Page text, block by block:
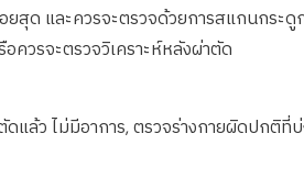
ยสุด และควรจะตรวจด้วยการสแกนกระ
ควรจะตรวจวิเคราะห์หลังผ่าตัด
แล้ว ไม่มีอาการ, ตรวจร่างกายผิดปกติที่บ่